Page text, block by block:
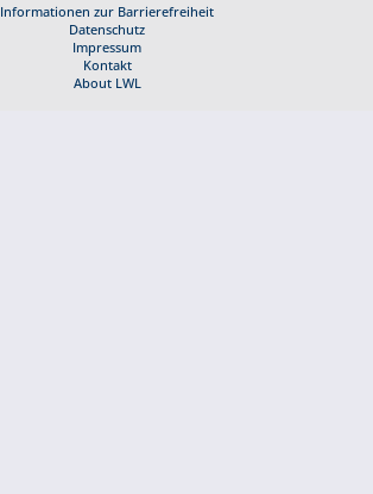
Informationen zur Barrierefreiheit
Datenschutz
Impressum
Kontakt
About LWL